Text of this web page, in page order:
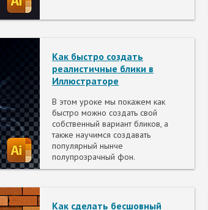
Как быстро создать
реалистичные блики в
Иллюстраторе
В этом уроке мы покажем как
быстро можно создать свой
собственный вариант бликов, а
также научимся создавать
популярный нынче
полупрозрачный фон.
Как сделать бесшовный